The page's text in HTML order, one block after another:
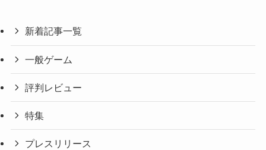
新着記事一覧
一般ゲーム
評判レビュー
特集
プレスリリース